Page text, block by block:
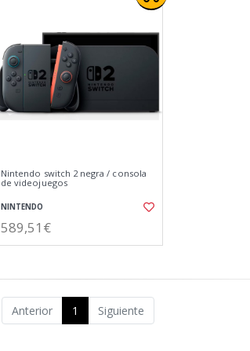
Nintendo switch 2 negra / consola
de videojuegos
NINTENDO
589,51€
Anterior 1 Siguiente